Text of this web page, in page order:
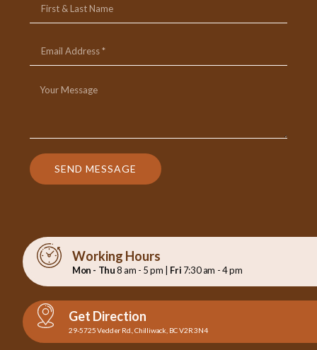
SEND MESSAGE
Working Hours
Mon - Thu8 am - 5 pm | Fri 7:30 am - 4 pm
Get Direction
29-5725 Vedder Rd., Chilliwack, BC V2R 3N4